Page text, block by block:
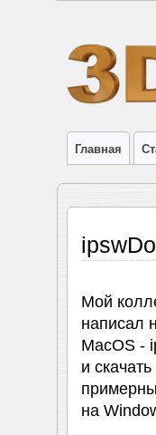
Главная
Мой
написал
MacOS -
и
на